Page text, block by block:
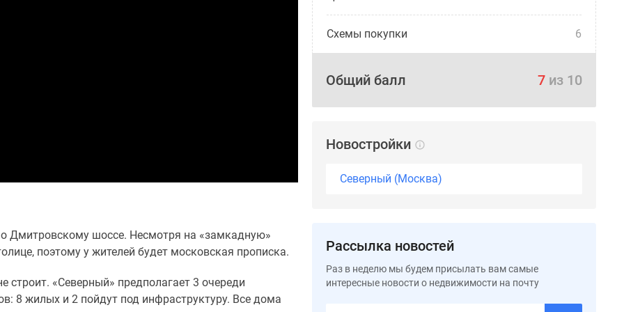
Дмитровскому шоссе. Несмотря на «замкадную»
поэтому у жителей будет московская прописка.
«Северный» предполагает 3 очереди
8 жилых и 2 пойдут под инфраструктуру. Все дома
Схемы покупки 6
Общий балл 7 из 10
Новостройки
Северный (Москва)
Рассылка новостей
Раз в неделю мы будем присылать вам самые
интересные новости о недвижимости на почту